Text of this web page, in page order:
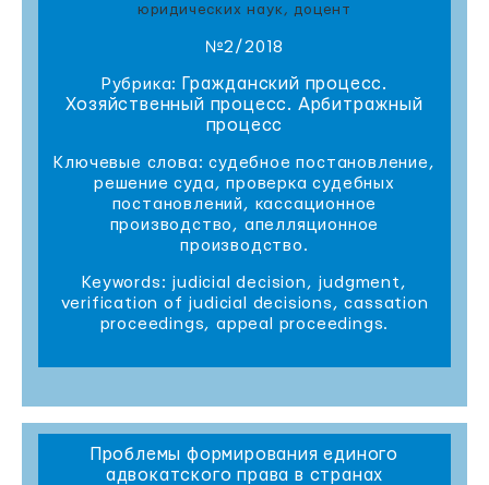
юридических наук, доцент
№2/2018
Рубрика: Гражданский процесс.
Хозяйственный процесс. Арбитражный
процесс
Ключевые слова: судебное постановление,
решение суда, проверка судебных
постановлений, кассационное
производство, апелляционное
производство.
Keywords: judicial decision, judgment,
verification of judicial decisions, cassation
proceedings, appeal proceedings.
Проблемы формирования единого
адвокатского права в странах